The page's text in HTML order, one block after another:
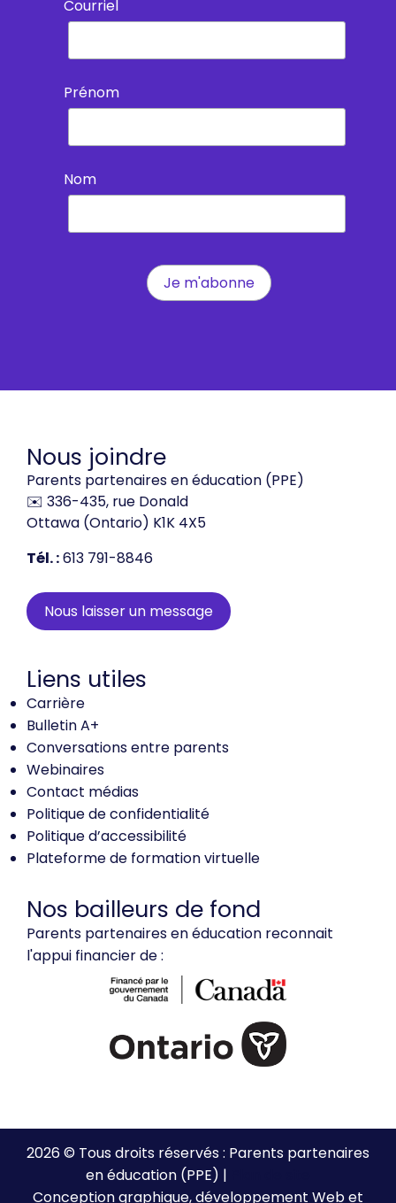
Courriel
Prénom
Nom
Nous joindre
Parents partenaires en éducation (PPE)
✉️ 336-435, rue Donald
Ottawa (Ontario) K1K 4X5
Tél. :613 791-8846
Nous laisser un message
Liens utiles
Carrière
Bulletin A+
Conversations entre parents
Webinaires
Contact médias
Politique de confidentialité
Politique d’accessibilité
Plateforme de formation virtuelle
Nos bailleurs de fond
Parents partenaires en éducation reconnait
l'appui financier de :
2026 © Tous droits réservés : Parents partenaires
en éducation (PPE) |
Conception graphique, développement Web et